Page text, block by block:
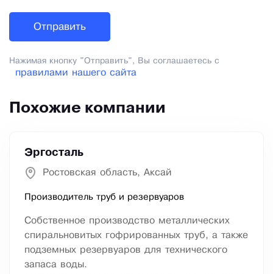
Нажимая кнопку "Отправить", Вы соглашаетесь с
правилами нашего сайта
Похожие компании
Эргосталь
Ростовская область, Аксай
Производитель труб и резервуаров
Собственное производство металлических
спиральновитых гофрированных труб, а также
подземных резервуаров для технического
запаса воды.